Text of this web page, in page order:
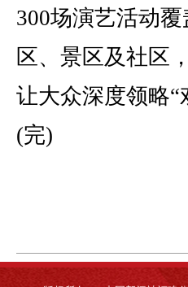
300场演艺活动
区、景区及社区
让大众深度领略
(完)